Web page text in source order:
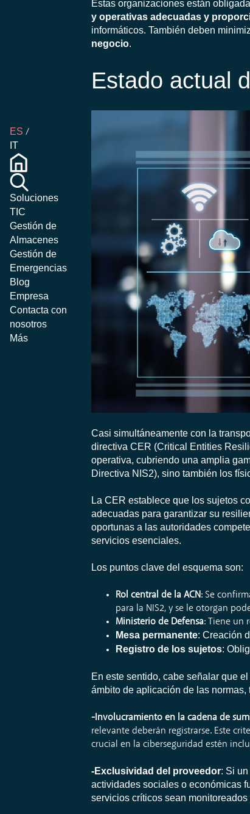
ES
IT
Soluciones
TIC
Gestión de
Almacenes
Gestión de
Emergencias
Blog
Empresa
Contacta con
nosotros
Más
Estas organizaciones están
y operativas adecuadas y
informáticos. También deben
negocio.
Estado actual
Casi simultáneamente con la
directiva CER (Critical Entities
operativa, cubriendo una amplia
Directiva NIS2), sino también los
La CER establece que los sujetos
adecuadas para garantizar su
oportunas a las autoridades
servicios esenciales.
Los puntos clave del esquema son:
Rol central de la ACN: Se
para la NIS2, y se le otorgan
Ministerio de Defensa: Tiene un
Mesa permanente: Creación
Registro de los sujetos:
En este sentido, cabe señalar que
ámbito de aplicación de las normas,
-Involucramiento en la cadena de
relevante deberán registrarse. Este
crucial en la ciberseguridad estén
-Exclusividad del proveedor: Si
actividades sociales o económicas
servicios críticos sean